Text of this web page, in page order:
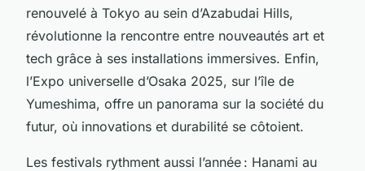
renouvelé à Tokyo au sein d’Azabudai Hills,
révolutionne la rencontre entre nouveautés art et
tech grâce à ses installations immersives. Enfin,
l’Expo universelle d’Osaka 2025, sur l’île de
Yumeshima, offre un panorama sur la société du
futur, où innovations et durabilité se côtoient.
Les festivals rythment aussi l’année : Hanami au